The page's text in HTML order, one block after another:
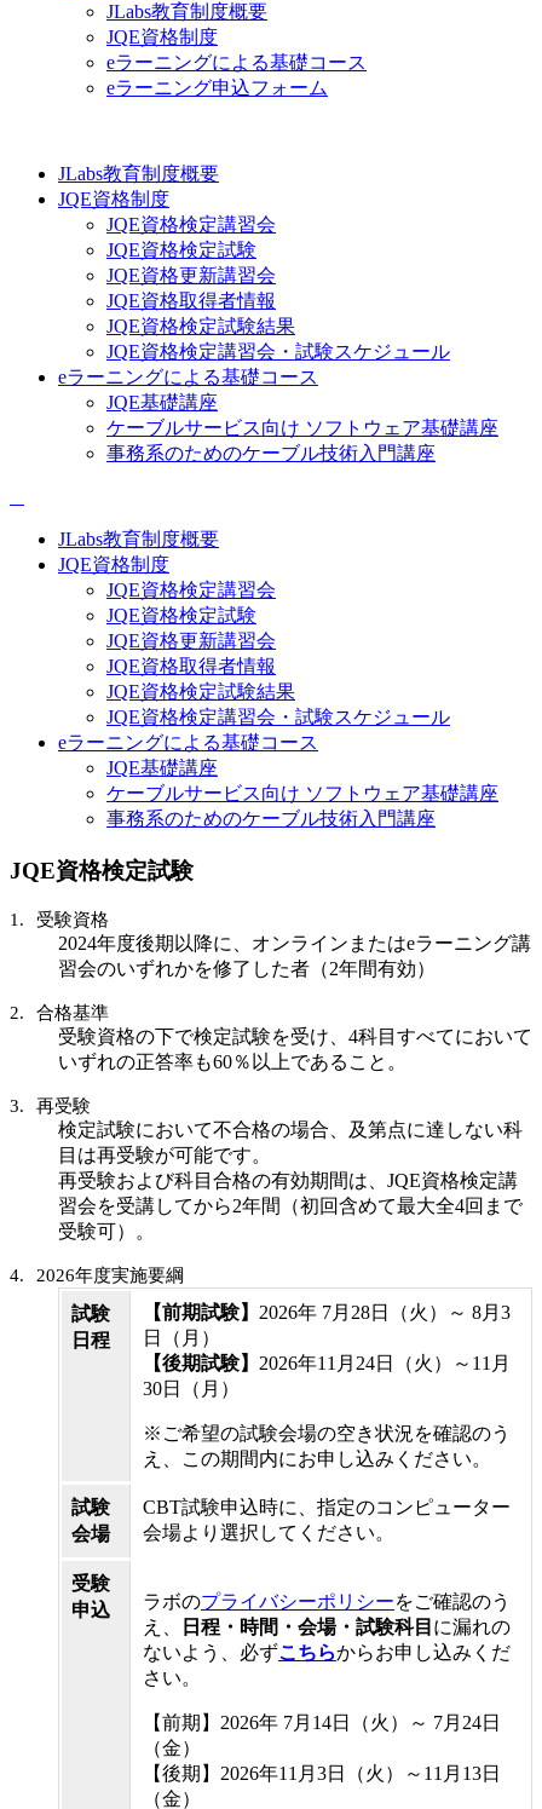
JLabs教育制度概要
JQE資格制度
eラーニングによる基礎コース
eラーニング申込フォーム
JLabs教育制度概要
JQE資格制度
JQE資格検定講習会
JQE資格検定試験
JQE資格更新講習会
JQE資格取得者情報
JQE資格検定試験結果
JQE資格検定講習会・試験スケジュール
eラーニングによる基礎コース
JQE基礎講座
ケーブルサービス向け ソフトウェア基礎講座
事務系のためのケーブル技術入門講座
JLabs教育制度概要
JQE資格制度
JQE資格検定講習会
JQE資格検定試験
JQE資格更新講習会
JQE資格取得者情報
JQE資格検定試験結果
JQE資格検定講習会・試験スケジュール
eラーニングによる基礎コース
JQE基礎講座
ケーブルサービス向け ソフトウェア基礎講座
事務系のためのケーブル技術入門講座
JQE資格検定試験
受験資格
2024年度後期以降に、オンラインまたはeラーニング講
習会のいずれかを修了した者（2年間有効）
合格基準
受験資格の下で検定試験を受け、4科目すべてにおいて
いずれの正答率も60％以上であること。
再受験
検定試験において不合格の場合、及第点に達しない科
目は再受験が可能です。
再受験および科目合格の有効期間は、JQE資格検定講
習会を受講してから2年間（初回含めて最大全4回まで
受験可）。
2026年度実施要綱
試験
日程
【前期試験】 2026年 7月28日（火）～ 8月3
日（月）
【後期試験】 2026年11月24日（火）～11月
30日（月）
※ご希望の試験会場の空き状況を確認のう
え、この期間内にお申し込みください。
試験
会場
CBT試験申込時に、指定のコンピューター
会場より選択してください。
受験
申込
ラボのプライバシーポリシーをご確認のう
え、
日程・時間・会場・試験科目 に漏れの
ないよう、必ずこちらからお申し込みくだ
さい。
【前期】2026年 7月14日（火）～ 7月24日
（金）
【後期】2026年11月3日（火）～11月13日
（金）